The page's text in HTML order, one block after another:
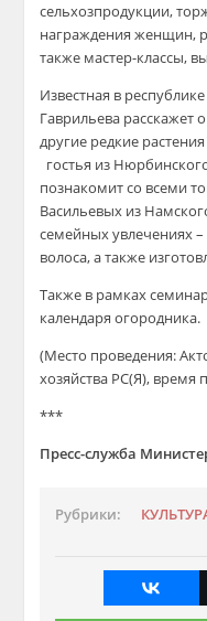
сельхозпродукции,
награждения женщин,
также мастер-классы,
Известная в
Гаврильева расскажет
другие редкие
гостья из
познакомит со всеми
Васильевых из
семейных увлечениях
волоса, а также
Также в рамках
календаря огородника.
(Место проведения:
хозяйства РС(Я), время
***
Пресс-служба
Рубрики: